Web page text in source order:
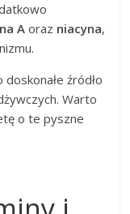
Aoraz niacyna,
źródło
Warto
o te pyszne